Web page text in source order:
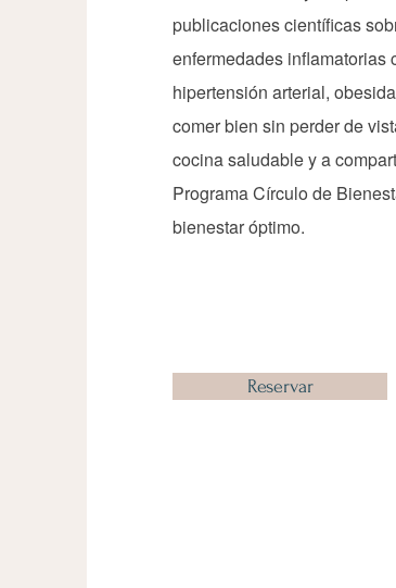
publicaciones científicas
enfermedades inflamatorias
hipertensión arterial,
comer bien sin perder de
cocina saludable y a
Programa Círculo de
bienestar óptimo.
Reservar